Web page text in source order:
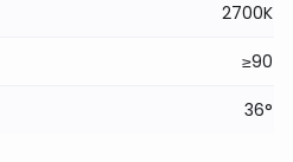
≥90)
worden kleuren
wat zorgt voor een
x H250 mm)
mat
deze pendelspot een
2700K
≥90
36°